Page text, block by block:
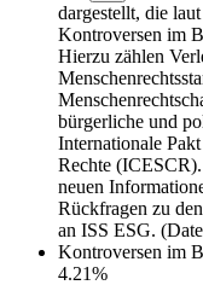
dargestellt, die
Kontroversen im
Hierzu zählen
bürgerliche und
Internationale
Rechte
neuen
Rückfragen zu
an ISS ESG.
Kontroversen im
4.21%